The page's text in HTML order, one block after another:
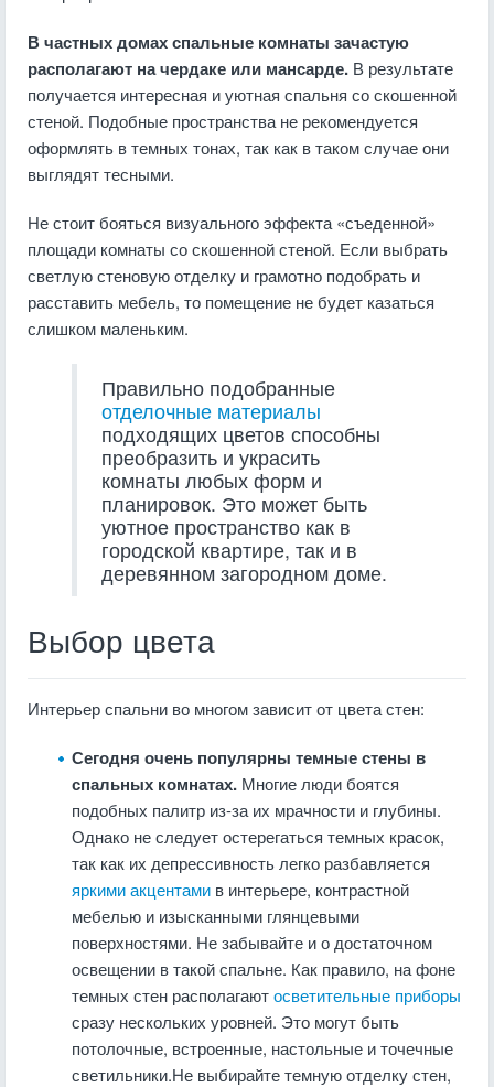
В частных домах спальные комнаты зачастую
располагают на чердаке или мансарде. В результате
получается интересная и уютная спальня со скошенной
стеной. Подобные пространства не рекомендуется
оформлять в темных тонах, так как в таком случае они
выглядят тесными.
Не стоит бояться визуального эффекта «съеденной»
площади комнаты со скошенной стеной. Если выбрать
светлую стеновую отделку и грамотно подобрать и
расставить мебель, то помещение не будет казаться
слишком маленьким.
Правильно подобранные
отделочные материалы
подходящих цветов способны
преобразить и украсить
комнаты любых форм и
планировок. Это может быть
уютное пространство как в
городской квартире, так и в
деревянном загородном доме.
Выбор цвета
Интерьер спальни во многом зависит от цвета стен:
Сегодня очень популярны темные стены в
спальных комнатах. Многие люди боятся
подобных палитр из-за их мрачности и глубины.
Однако не следует остерегаться темных красок,
так как их депрессивность легко разбавляется
яркими акцентами в интерьере, контрастной
мебелью и изысканными глянцевыми
поверхностями. Не забывайте и о достаточном
освещении в такой спальне. Как правило, на фоне
темных стен располагаютосветительные приборы
сразу нескольких уровней. Это могут быть
потолочные, встроенные, настольные и точечные
светильники.Не выбирайте темную отделку стен,